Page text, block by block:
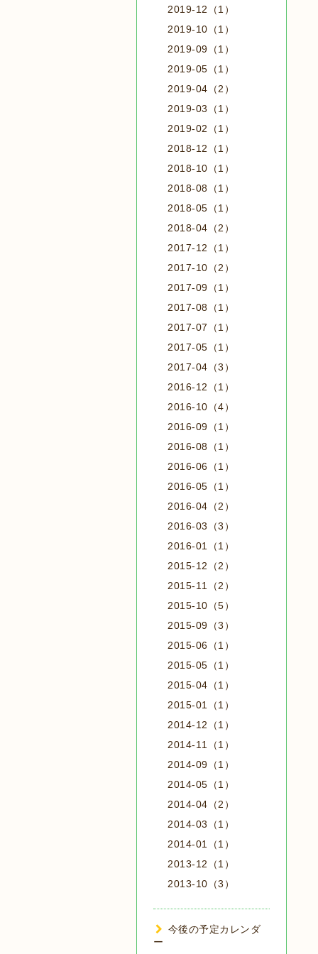
2019-12（1）
2019-10（1）
2019-09（1）
2019-05（1）
2019-04（2）
2019-03（1）
2019-02（1）
2018-12（1）
2018-10（1）
2018-08（1）
2018-05（1）
2018-04（2）
2017-12（1）
2017-10（2）
2017-09（1）
2017-08（1）
2017-07（1）
2017-05（1）
2017-04（3）
2016-12（1）
2016-10（4）
2016-09（1）
2016-08（1）
2016-06（1）
2016-05（1）
2016-04（2）
2016-03（3）
2016-01（1）
2015-12（2）
2015-11（2）
2015-10（5）
2015-09（3）
2015-06（1）
2015-05（1）
2015-04（1）
2015-01（1）
2014-12（1）
2014-11（1）
2014-09（1）
2014-05（1）
2014-04（2）
2014-03（1）
2014-01（1）
2013-12（1）
2013-10（3）
今後の予定カレンダ
ー